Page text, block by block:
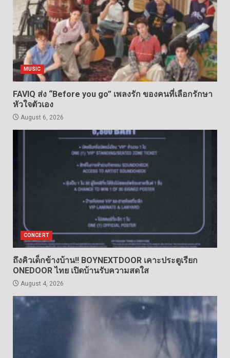
MUSIC
FAVIQ ส่ง “Before you go” เพลงรัก ของคนที่เลือกรักษา
หัวใจตัวเอง
August 6, 2026
CONCERT
ถึงคิวเด็กข้างบ้าน!! BOYNEXTDOOR เคาะประตูเรียก
ONEDOOR ไทย เปิดบ้านรับความสดใส
August 4, 2026